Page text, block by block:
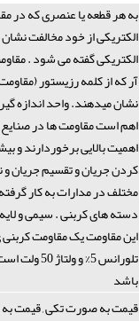
به هر قطعه یا عنصری که در
الکتریکی از خود مخالفت
الکتریکی گفته می شود .
آر که از کلمه رزیستور
نشان میدهند. واحد اندازه
اهم است مقاومت ها در صنایع
اهمیت بالایی برخوردارند و
کردن جریان و تقسیم جریان و
مختلف در مدارات به کار
دسته های کربنی . سیمی و
باشد
قیمت به صورت تکی , قیمت